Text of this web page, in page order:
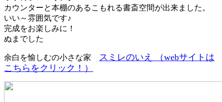
カウンターと本棚のあるこもれる書斎空間が出来ました。
いい～雰囲気です♪
完成をお楽しみに！
ぬまでした
余白を愉しむの小さな家
スミレのいえ （webサイトは
こちらをクリック！）